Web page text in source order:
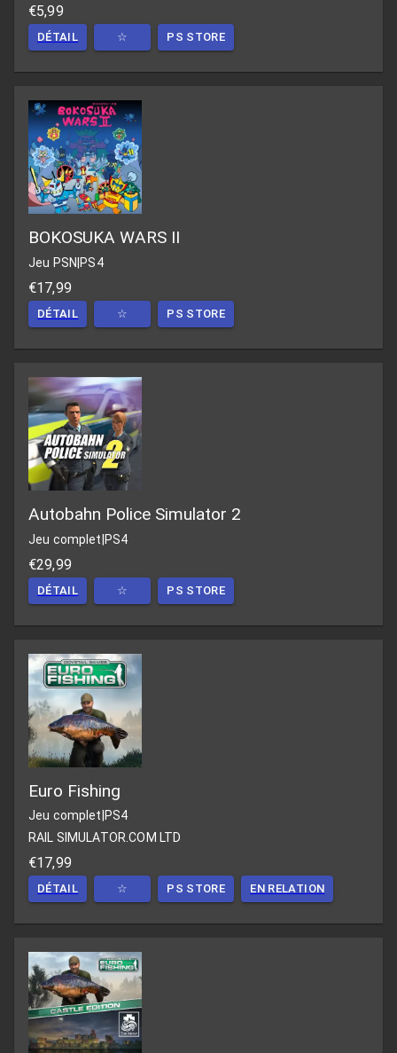
€5,99
DÉTAIL ☆ PS STORE
BOKOSUKA WARS II
Jeu PSN PS4
€17,99
DÉTAIL ☆ PS STORE
Autobahn Police Simulator 2
Jeu complet PS4
€29,99
DÉTAIL ☆ PS STORE
Euro Fishing
Jeu complet PS4
RAIL SIMULATOR.COM LTD
€17,99
DÉTAIL ☆ PS STORE EN RELATION